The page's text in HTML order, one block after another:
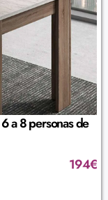
a 8 personas de
194€